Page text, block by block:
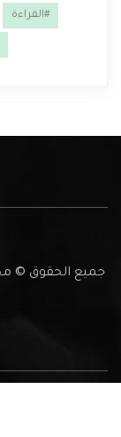
#القراءة